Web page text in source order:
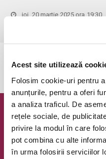
Acest site utilizează
Folosim cookie-uri pentru
anunțurile, pentru a oferi
a analiza traficul. De
rețele sociale, de
privire la modul în care
pot combina cu alte
în urma folosirii serviciilor
joi, 20 martie 2025 ora 19:30
Oferte exclusive si o